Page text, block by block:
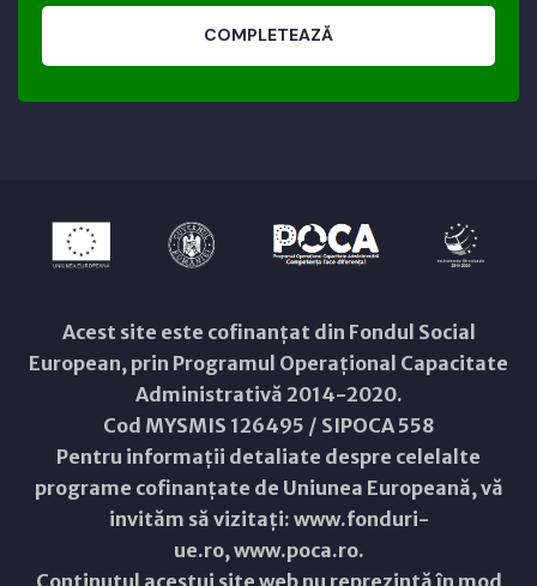
COMPLETEAZĂ
Acest site este cofinanțat din Fondul Social
European, prin Programul Operațional Capacitate
Administrativă 2014-2020.
Cod MYSMIS 126495 / SIPOCA 558
Pentru informații detaliate despre celelalte
programe cofinanțate de Uniunea Europeană, vă
invităm să vizitați: www.fonduri-
ue.ro,www.poca.ro.
Conținutul acestui site web nu reprezintă în mod